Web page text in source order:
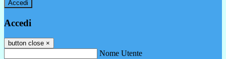
Accedi
Accedi
button close ×
Nome Utente